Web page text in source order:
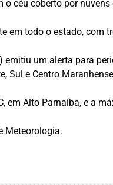
céu coberto por
em todo o estado, com
um alerta para
Sul e Centro
em Alto Parnaíba, e a
Meteorologia.